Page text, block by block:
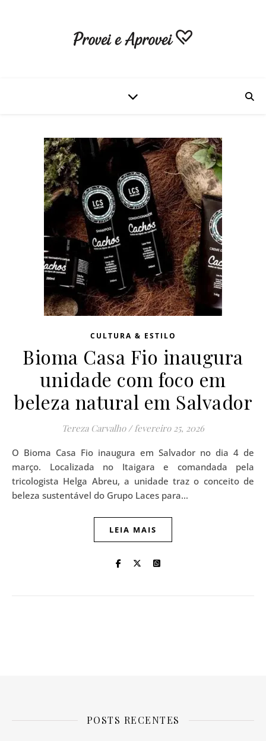
CULTURA & ESTILO
Bioma Casa Fio inaugura
unidade com foco em
beleza natural em Salvador
Tereza Carvalho / fevereiro 25, 2026
O Bioma Casa Fio inaugura em Salvador no dia 4 de
março. Localizada no Itaigara e comandada pela
tricologista Helga Abreu, a unidade traz o conceito de
beleza sustentável do Grupo Laces para…
LEIA MAIS
POSTS RECENTES